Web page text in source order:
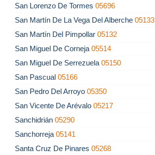
San Lorenzo De Tormes 05696
San Martín De La Vega Del Alberche 05133
San Martín Del Pimpollar 05132
San Miguel De Corneja 05514
San Miguel De Serrezuela 05150
San Pascual 05166
San Pedro Del Arroyo 05350
San Vicente De Arévalo 05217
Sanchidrián 05290
Sanchorreja 05141
Santa Cruz De Pinares 05268